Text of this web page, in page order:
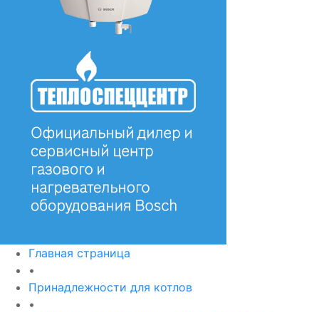
Главная страница
•
Принадлежности для котлов
•